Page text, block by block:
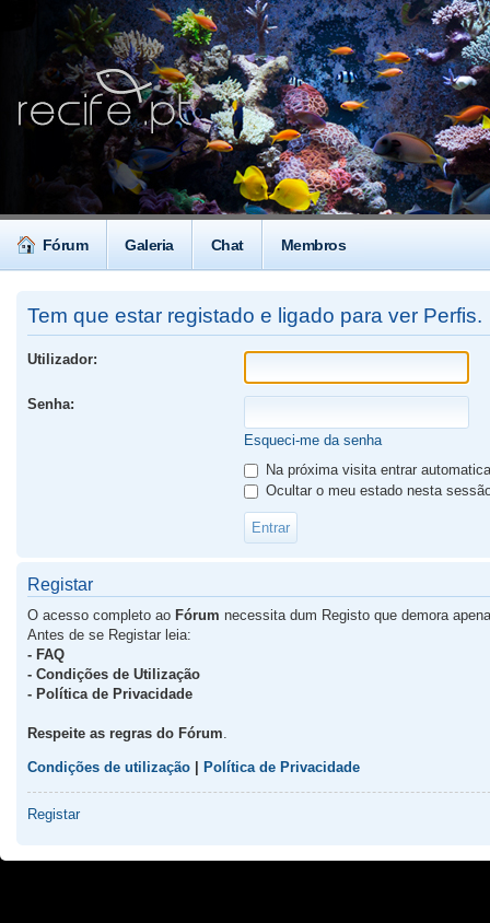
Fórum Galeria Chat Membros
Tem que estar registado e ligado para ver Perfis.
Utilizador:
Senha:
Esqueci-me da senha
Na próxima visita entrar
Ocultar o meu estado nesta
Registar
O acesso completo ao Fórum necessita dum Registo que demora
Antes de se Registar leia:
- FAQ
- Condições de Utilização
- Política de Privacidade
Respeite as regras do Fórum
Condições de utilização Política de Privacidade
Registar